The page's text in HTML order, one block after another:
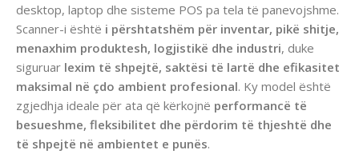
desktop, laptop dhe sisteme POS pa tela të panevojshme.
Scanner-i është i përshtatshëm për inventar, pikë shitje,
menaxhim produktesh, logjistikë dhe industri, duke
siguruar lexim të shpejtë, saktësi të lartë dhe efikasitet
maksimal në çdo ambient profesional. Ky model është
zgjedhja ideale për ata që kërkojnë performancë të
besueshme, fleksibilitet dhe përdorim të thjeshtë dhe
të shpejtë në ambientet e punës.